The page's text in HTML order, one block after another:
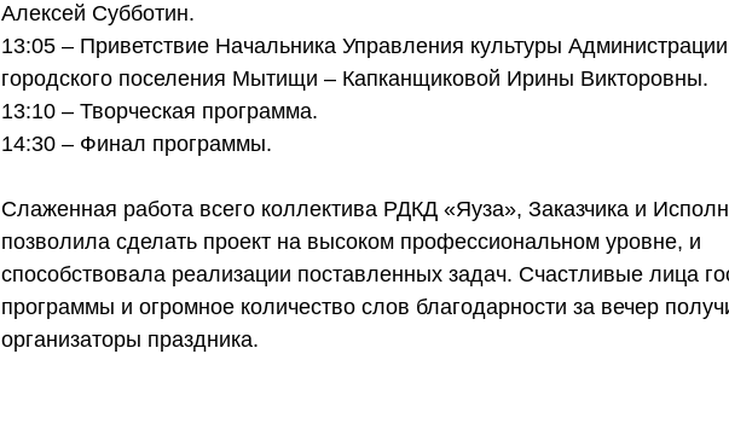
Алексей Субботин.
13:05 – Приветствие Начальника Управления культуры Администрации
городского поселения Мытищи – Капканщиковой Ирины Викторовны.
13:10 – Творческая программа.
14:30 – Финал программы.
Слаженная работа всего коллектива РДКД «Яуза», Заказчика и
позволила сделать проект на высоком профессиональном уровне, и
способствовала реализации поставленных задач. Счастливые лица
программы и огромное количество слов благодарности за вечер
организаторы праздника.